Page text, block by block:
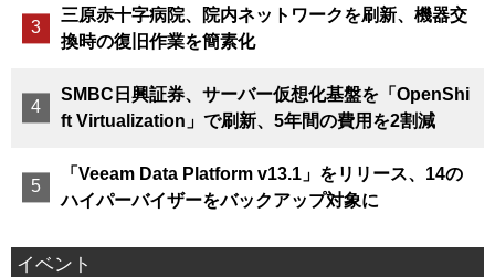
三原赤十字病院、院内ネットワークを刷新、機器交
換時の復旧作業を簡素化
SMBC日興証券、サーバー仮想化基盤を「OpenShi
ft Virtualization」で刷新、5年間の費用を2割減
「Veeam Data Platform v13.1」をリリース、14の
ハイパーバイザーをバックアップ対象に
イベント